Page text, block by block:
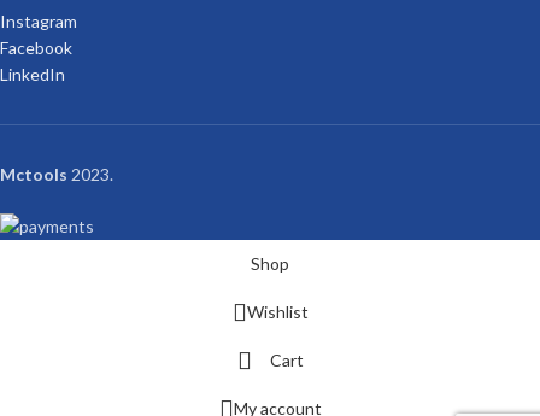
Instagram
Facebook
LinkedIn
Mctools 2023.
Shop
Wishlist
Cart
My account